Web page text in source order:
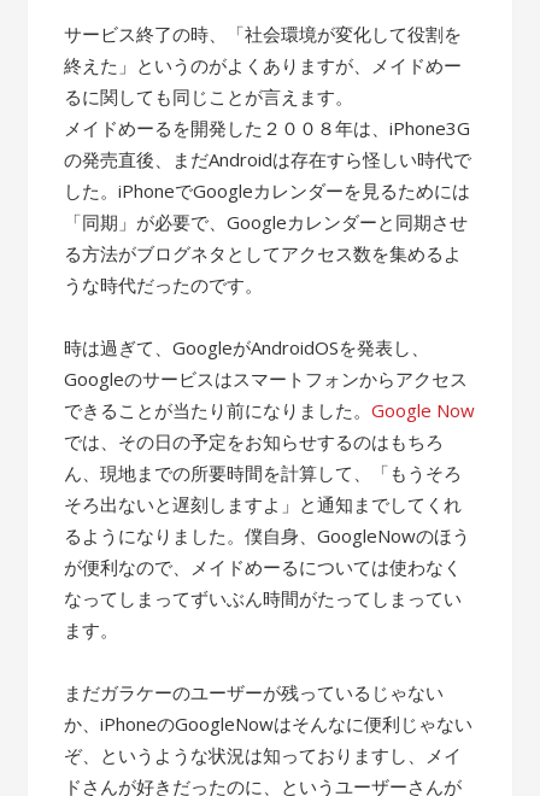
サービス終了の時、「社会環境が変化して役割を
終えた」というのがよくありますが、メイドめー
るに関しても同じことが言えます。
メイドめーるを開発した２００８年は、iPhone3G
の発売直後、まだAndroidは存在すら怪しい時代で
した。iPhoneでGoogleカレンダーを見るためには
「同期」が必要で、Googleカレンダーと同期させ
る方法がブログネタとしてアクセス数を集めるよ
うな時代だったのです。
時は過ぎて、GoogleがAndroidOSを発表し、
Googleのサービスはスマートフォンからアクセス
できることが当たり前になりました。Google Now
では、その日の予定をお知らせするのはもちろ
ん、現地までの所要時間を計算して、「もうそろ
そろ出ないと遅刻しますよ」と通知までしてくれ
るようになりました。僕自身、GoogleNowのほう
が便利なので、メイドめーるについては使わなく
なってしまってずいぶん時間がたってしまってい
ます。
まだガラケーのユーザーが残っているじゃない
か、iPhoneのGoogleNowはそんなに便利じゃない
ぞ、というような状況は知っておりますし、メイ
ドさんが好きだったのに、というユーザーさんが